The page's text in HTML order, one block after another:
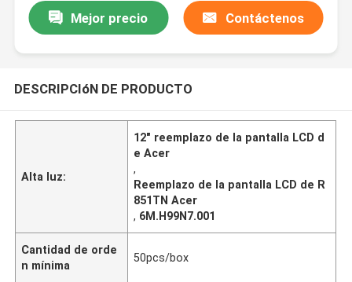
Mejor precio Contáctenos
DESCRIPCIóN DE PRODUCTO
Alta luz:
12" reemplazo de la pantalla LCD d
e Acer
,
Reemplazo de la pantalla LCD de R
851TN Acer
, 6M.H99N7.001
Cantidad de orde
n mínima
50pcs/box